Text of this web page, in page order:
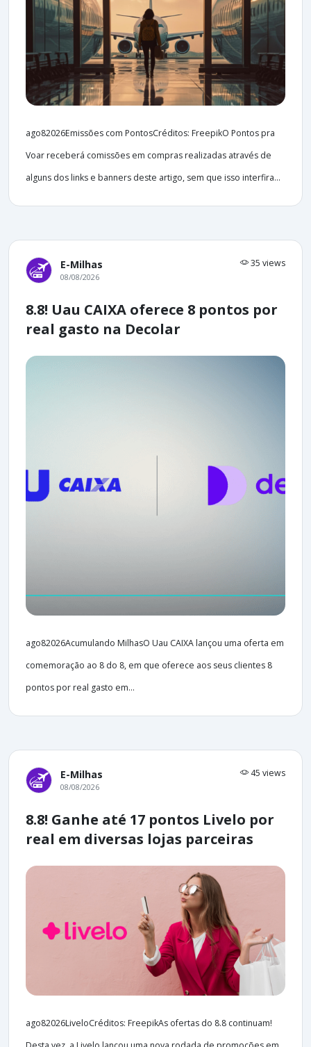
ago82026Emissões com PontosCréditos: FreepikO Pontos pra
Voar receberá comissões em compras realizadas através de
alguns dos links e banners deste artigo, sem que isso interfira...
E-Milhas 35 views
08/08/2026
8.8! Uau CAIXA oferece 8 pontos por
real gasto na Decolar
ago82026Acumulando MilhasO Uau CAIXA lançou uma oferta em
comemoração ao 8 do 8, em que oferece aos seus clientes 8
pontos por real gasto em...
E-Milhas 45 views
08/08/2026
8.8! Ganhe até 17 pontos Livelo por
real em diversas lojas parceiras
ago82026LiveloCréditos: FreepikAs ofertas do 8.8 continuam!